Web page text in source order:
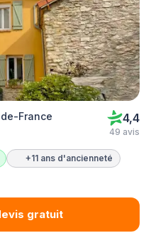
France 4,4
49 avis
+11 ans d'ancienneté
gratuit